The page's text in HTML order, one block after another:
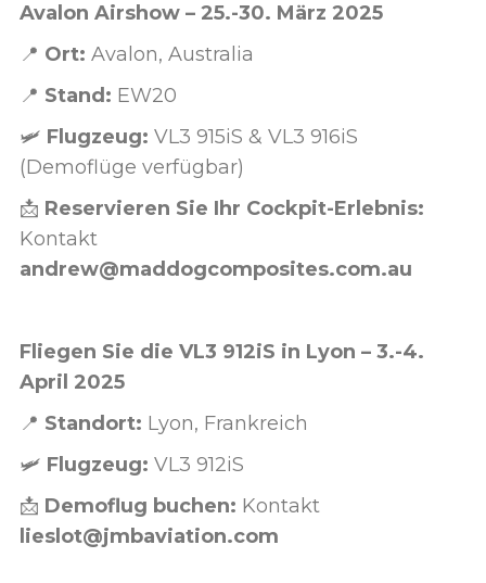
Avalon Airshow – 25.-30. März 2025
📍 Ort: Avalon, Australia
📍 Stand: EW20
🛩️ Flugzeug: VL3 915iS & VL3 916iS
(Demoflüge verfügbar)
📩 Reservieren Sie Ihr Cockpit-Erlebnis:
Kontakt
andrew@maddogcomposites.com.au
Fliegen Sie die VL3 912iS in Lyon – 3.-4.
April 2025
📍 Standort: Lyon, Frankreich
🛩️ Flugzeug: VL3 912iS
📩 Demoflug buchen: Kontakt
lieslot@jmbaviation.com